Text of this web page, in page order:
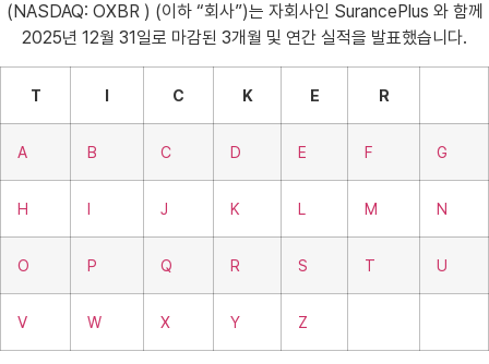
(NASDAQ: OXBR ) (이하 “회사”)는 자회사인 SurancePlus 와 함께
2025년 12월 31일로 마감된 3개월 및 연간 실적을 발표했습니다.
T I C K E R
A B C D E F G
H I J K L M N
O P Q R S T U
V W X Y Z